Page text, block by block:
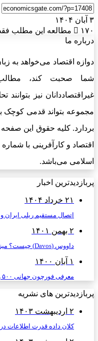
۳ آبان ۱۴۰۴
۱۷۰
مطالعه این مطلب فقط ۳ دقیقه زمان نیاز
درباره ما
دوازه اقتصاد می‌خواهد به
شما صحبت کند،
غیراقتصاددانان نیز
مجموعه بتواند قدمی کوچک
بردارد. کلیه حقوق این
اسلامی می‌باشد.
پربازدیدترین اخبار
۲۱ خرداد ۱۴۰۴
اتصال مستقیم ریلی ایران
۲ بهمن ۱۴۰۱
داووس (Davos) چیست؟ میز مذاکره مجمع جهانی اقتصاد
۱ آبان ۱۴۰۰
معرفی فورچون جهانی ۵۰۰ و رتبه بندی ۵۰۰ شرکت برتر جهان
پربازدیدترین های نشریه
۲ اردیبهشت ۱۴۰۳
کلان داده قدرت اطلاعات